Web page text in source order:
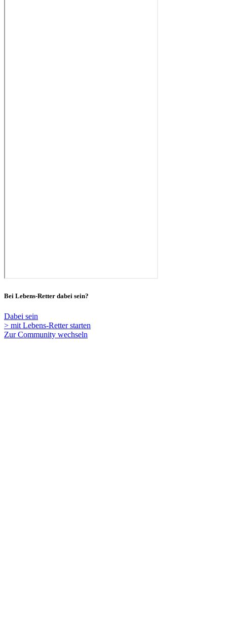
Bei Lebens-Retter dabei sein?
Dabei sein
> mit Lebens-Retter starten
Zur Community wechseln